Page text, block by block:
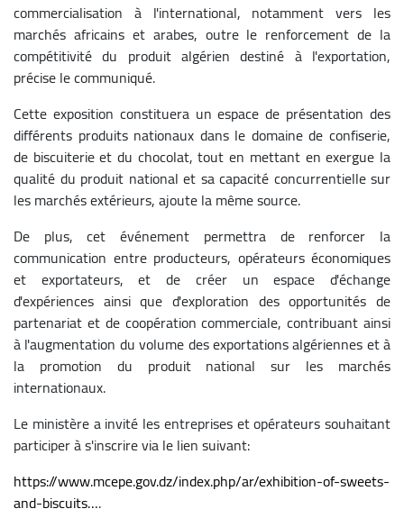
commercialisation à l'international, notamment vers les
marchés africains et arabes, outre le renforcement de la
compétitivité du produit algérien destiné à l'exportation,
précise le communiqué.
Cette exposition constituera un espace de présentation des
différents produits nationaux dans le domaine de confiserie,
de biscuiterie et du chocolat, tout en mettant en exergue la
qualité du produit national et sa capacité concurrentielle sur
les marchés extérieurs, ajoute la même source.
De plus, cet événement permettra de renforcer la
communication entre producteurs, opérateurs économiques
et exportateurs, et de créer un espace d'échange
d'expériences ainsi que d'exploration des opportunités de
partenariat et de coopération commerciale, contribuant ainsi
à l'augmentation du volume des exportations algériennes et à
la promotion du produit national sur les marchés
internationaux.
Le ministère a invité les entreprises et opérateurs souhaitant
participer à s'inscrire via le lien suivant:
https://www.mcepe.gov.dz/index.php/ar/exhibition-of-sweets-
and-biscuits….